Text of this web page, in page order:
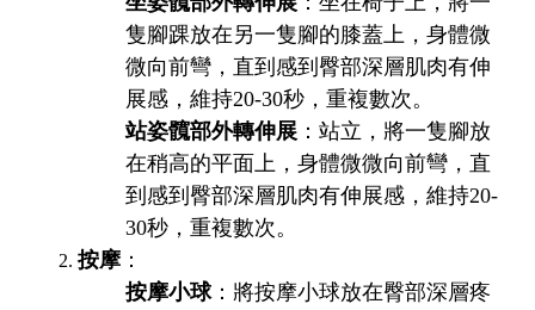
隻腳踝放在另一隻腳的膝蓋上，身體微
微向前彎，直到感到臀部深層肌肉有伸
展感，維持20-30秒，重複數次。
站姿髖部外轉伸展 ：站立，將一隻腳放
在稍高的平面上，身體微微向前彎，直
到感到臀部深層肌肉有伸展感，維持20-
30秒，重複數次。
按摩：
按摩小球：將按摩小球放在臀部深層疼